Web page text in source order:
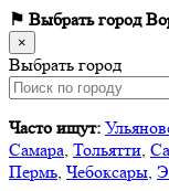
⚑ Выбрать город
×
Выбрать город
Часто ищут:
Самара, Тольятти,
Пермь, Чебоксары,